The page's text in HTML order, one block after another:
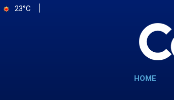
23°C
HOME